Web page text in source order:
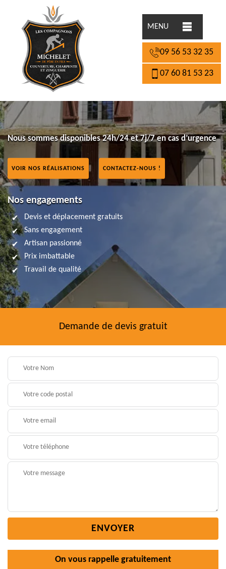
MENU
09 56 53 32 35
07 60 81 53 23
Nous sommes disponibles 24h/24 et 7j/7 en cas d’urgence
VOIR NOS RÉALISATIONS CONTACTEZ-NOUS !
Nos engagements
Devis et déplacement gratuits
Sans engagement
Artisan passionné
Prix imbattable
Travail de qualité
Demande de devis gratuit
On vous rappelle gratuitement